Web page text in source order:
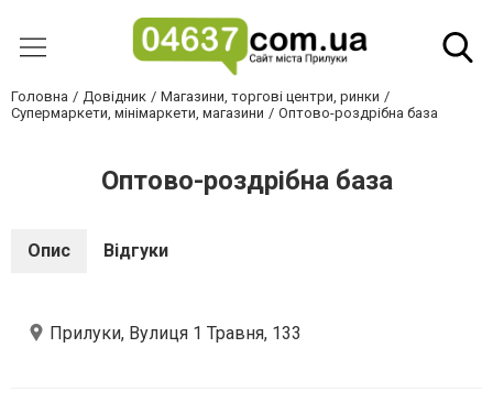
Головна Довідник
Магазини, торгові центри, ринки
Супермаркети, мінімаркети, магазини
Оптово-роздрібна база
Оптово-роздрібна база
Опис Відгуки
Прилуки, Вулиця 1 Травня, 133